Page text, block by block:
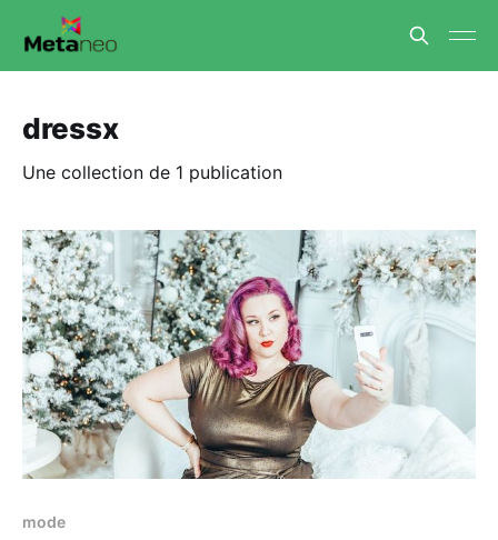
dressx
Une collection de 1 publication
mode